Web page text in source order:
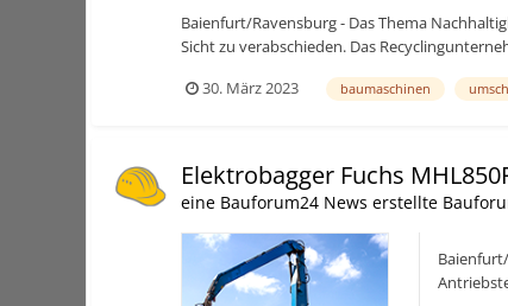
Baienfurt/Ravensburg - Das Thema
Sicht zu verabschieden. Das
30. März 2023
baumaschinen
Elektrobagger Fuchs
eine Bauforum24 News erstellte